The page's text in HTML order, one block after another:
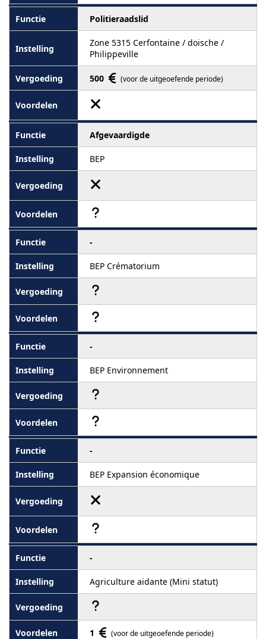
Politieraadslid
Zone 5315 Cerfontaine / doische /
Philippeville
500 (voor de uitgeoefende periode)
Afgevaardigde
BEP
-
BEP Crématorium
-
BEP Environnement
-
BEP Expansion économique
-
Agriculture aidante (Mini statut)
1 (voor de uitgeoefende periode)